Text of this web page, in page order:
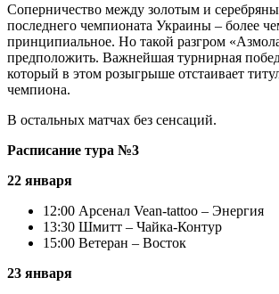
Соперничество между золотым и
последнего чемпионата Украины – более
принципиальное. Но такой разгром
предположить. Важнейшая турнирная
который в этом розыгрыше отстаивает
чемпиона.
В остальных матчах без сенсаций.
Расписание тура №3
22 января
12:00 Арсенал Vean-tattoo – Энергия
13:30 Шмитт – Чайка-Контур
15:00 Ветеран – Восток
23 января